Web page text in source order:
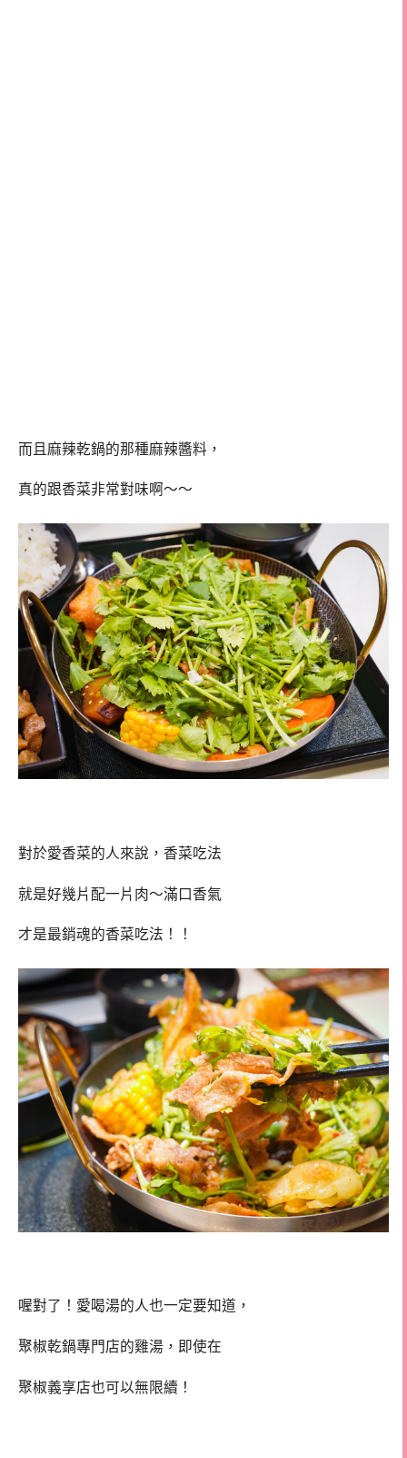
而且麻辣乾鍋的那種麻辣醬料，
真的跟香菜非常對味啊～～
對於愛香菜的人來說，香菜吃法
就是好幾片配一片肉～滿口香氣
才是最銷魂的香菜吃法！！
喔對了！愛喝湯的人也一定要知道，
聚椒乾鍋專門店的雞湯，即使在
聚椒義享店也可以無限續！